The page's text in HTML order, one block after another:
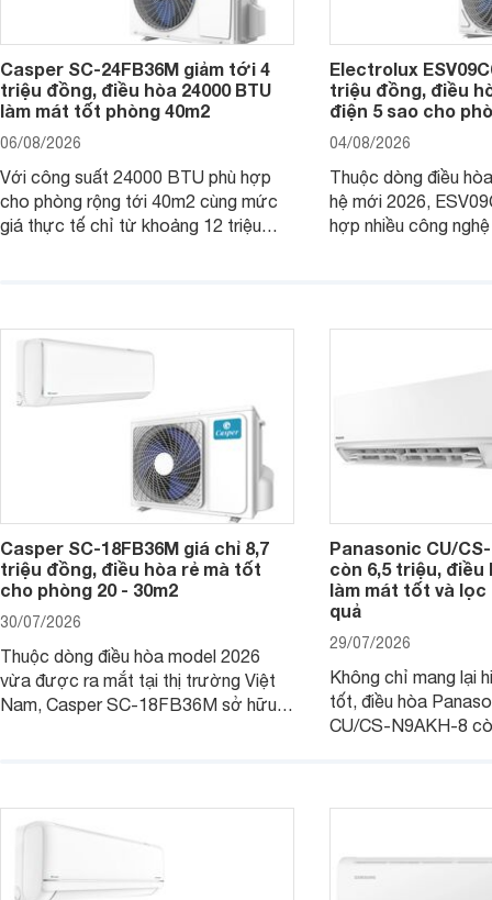
Casper SC-24FB36M giảm tới 4
triệu đồng, điều hòa 24000 BTU
làm mát tốt phòng 40m2
06/08/2026
Với công suất 24000 BTU phù hợp
cho phòng rộng tới 40m2 cùng mức
giá thực tế chỉ từ khoảng 12 triệu
Electrolux
triệu đồng, điều
điện 5 sao cho
04/08/2026
Thuộc dòng điều
hệ mới 2026,
hợp nhiều công
Casper SC-18FB36M giá chỉ 8,7
triệu đồng, điều hòa rẻ mà tốt
cho phòng 20 - 30m2
30/07/2026
Thuộc dòng điều hòa model 2026
vừa được ra mắt tại thị trường Việt
Nam, Casper SC-18FB36M sở hữu
nhiều tính năng và công nghệ hiện đại.
Panasonic CU/
còn 6,5 triệu, điều
làm mát tốt và lọc
quả
29/07/2026
Không chỉ mang lại
tốt, điều hòa
CU/CS-N9AKH-8